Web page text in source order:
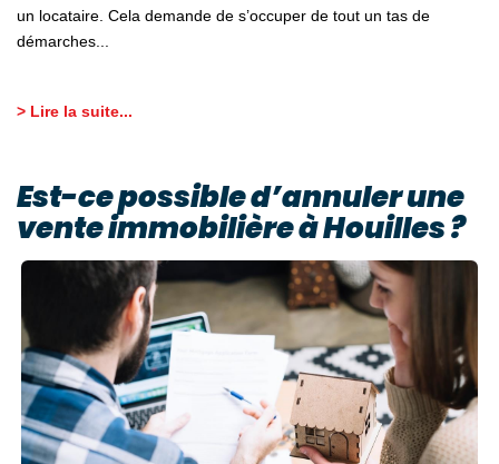
un locataire. Cela demande de s’occuper de tout un tas de
démarches...
> Lire la suite...
Est-ce possible d’annuler une
vente immobilière à Houilles ?